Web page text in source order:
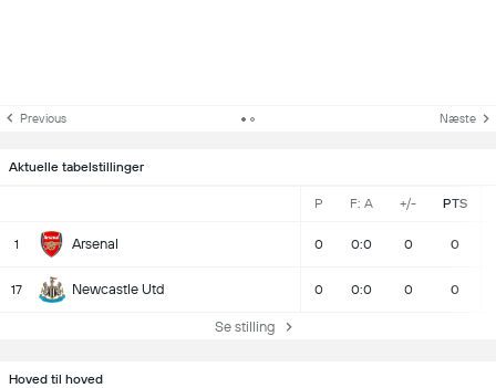
Previous Næste
Aktuelle tabelstillinger
P F: A +/- PTS
1 Arsenal 0 0:0 0 0
17 Newcastle Utd 0 0:0 0 0
Se stilling
Hoved til hoved